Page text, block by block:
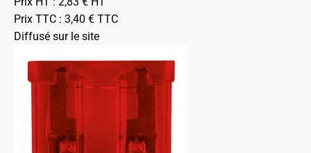
Prix TTC : 3,40 € TTC
Diffusé sur le site